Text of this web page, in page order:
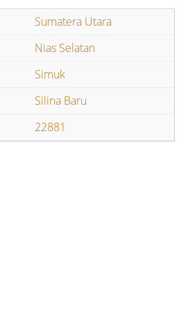
Sumatera Utara
Nias Selatan
Simuk
Silina Baru
22881